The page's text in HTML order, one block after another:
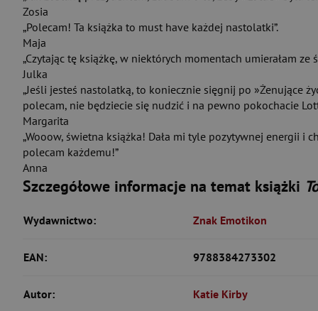
Zosia
„Polecam! Ta książka to must have każdej nastolatki”.
Maja
„Czytając tę książkę, w niektórych momentach umierałam
Julka
„Jeśli jesteś nastolatką, to koniecznie sięgnij po »Żenujące
polecam, nie będziecie się nudzić i na pewno pokochacie
Margarita
„Wooow, świetna książka! Dała mi tyle pozytywnej energii i
polecam każdemu!”
Anna
Szczegółowe informacje na temat książki
Wydawnictwo: Znak Emotikon
EAN: 9788384273302
Autor: Katie Kirby